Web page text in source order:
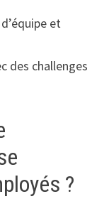
et
des challenges
?